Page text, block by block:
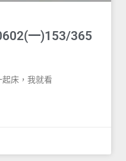
一)153/365
床，我就看